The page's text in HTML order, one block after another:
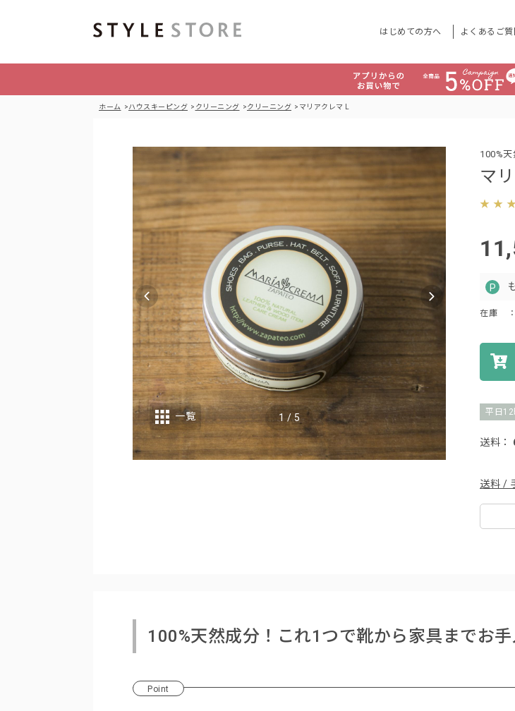
はじめての方へ よくあるご質
ホーム ハウスキーピング クリーニング クリーニング マリアクレマ L
マ
100%
在庫
平日12
送料：
送料 /
1 /5
一覧
100%天然成分！これ1つで靴から家具までお
Point